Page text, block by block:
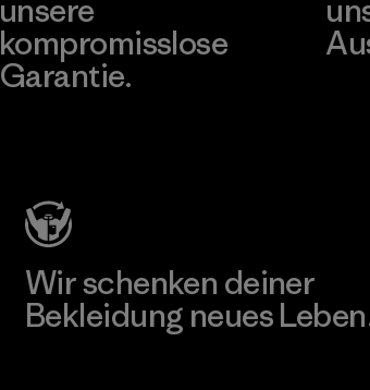
unsere
kompromisslose
Garantie.
Wir schenken deiner
Bekleidung neues